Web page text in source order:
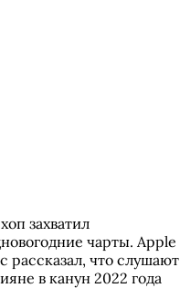
захватил
чарты. Apple
рассказал, что слушают
в канун 2022 года